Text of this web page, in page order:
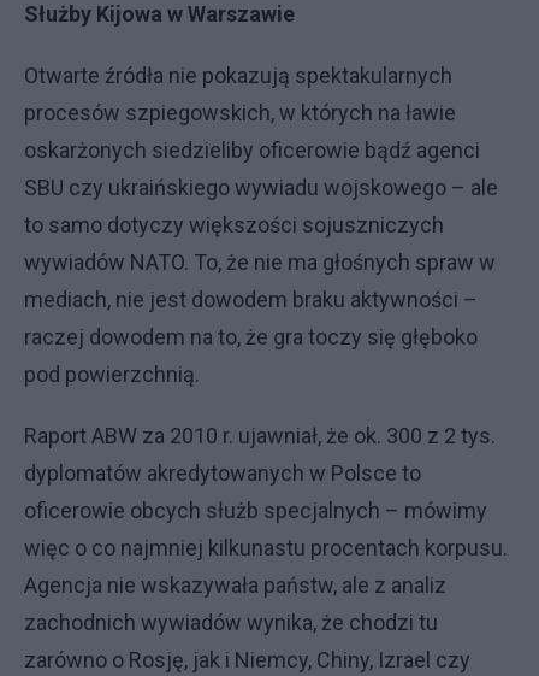
Służby Kijowa w Warszawie
Otwarte źródła nie pokazują spektakularnych
procesów szpiegowskich, w których na ławie
oskarżonych siedzieliby oficerowie bądź agenci
SBU czy ukraińskiego wywiadu wojskowego – ale
to samo dotyczy większości sojuszniczych
wywiadów NATO. To, że nie ma głośnych spraw w
mediach, nie jest dowodem braku aktywności –
raczej dowodem na to, że gra toczy się głęboko
pod powierzchnią.
Raport ABW za 2010 r. ujawniał, że ok. 300 z 2 tys.
dyplomatów akredytowanych w Polsce to
oficerowie obcych służb specjalnych – mówimy
więc o co najmniej kilkunastu procentach korpusu.
Agencja nie wskazywała państw, ale z analiz
zachodnich wywiadów wynika, że chodzi tu
zarówno o Rosję, jak i Niemcy, Chiny, Izrael czy